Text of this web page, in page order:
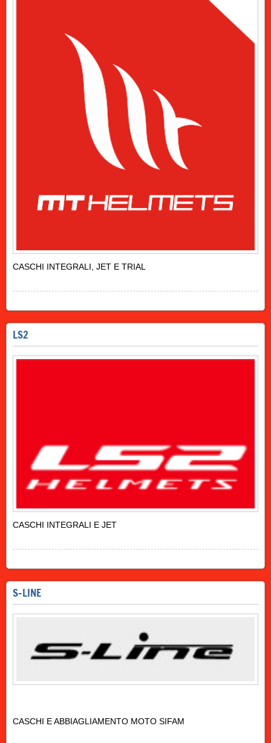
CASCHI INTEGRALI, JET E TRIAL
LS2
CASCHI INTEGRALI E JET
S-LINE
CASCHI E ABBIAGLIAMENTO MOTO SIFAM